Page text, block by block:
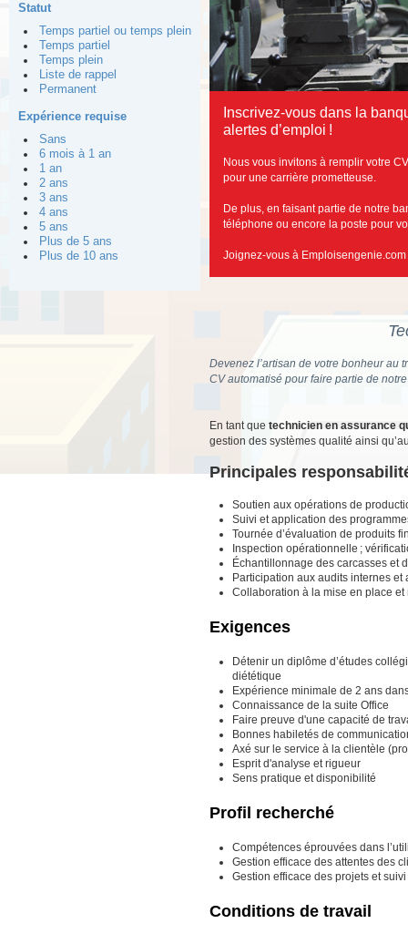
Statut
Temps partiel ou temps plein
Temps partiel
Temps plein
Liste de rappel
Permanent
Expérience requise
Sans
6 mois à 1 an
1 an
2 ans
3 ans
4 ans
5 ans
Plus de 5 ans
Plus de 10 ans
Inscrivez-vous dans la
alertes d’emploi !
Nous vous invitons à remplir votre
pour une carrière prometteuse.
De plus, en faisant partie de notre
téléphone ou encore la poste pour
Joignez-vous à Emploisengenie.com
Devenez l’artisan de votre bonheur au
CV automatisé pour faire partie de
En tant que technicien en assurance
gestion des systèmes qualité ainsi
Principales
Soutien aux opérations de
Suivi et application des
Tournée d’évaluation de produits
Inspection opérationnelle ;
Échantillonnage des carcasses et
Participation aux audits internes
Collaboration à la mise en place
Exigences
Détenir un diplôme d’études
diététique
Expérience minimale de 2 ans
Connaissance de la suite Office
Faire preuve d'une capacité de
Bonnes habiletés de
Axé sur le service à la clientèle
Esprit d'analyse et rigueur
Sens pratique et disponibilité
Profil recherché
Compétences éprouvées dans
Gestion efficace des attentes des
Gestion efficace des projets et
Conditions de travail